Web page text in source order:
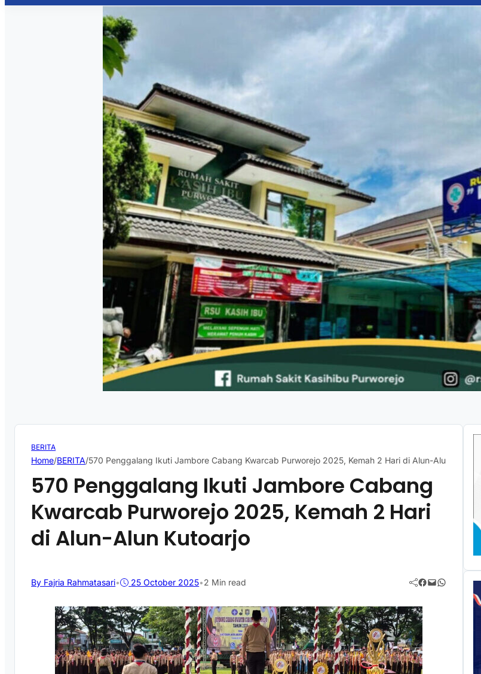
BERITA
Home/BERITA/570 Penggalang Ikuti Jambore Cabang Kwarcab Purworejo 2025, Kemah 2 Hari di Alun-Alun Kutoarjo
570 Penggalang Ikuti Jambore Cabang
Kwarcab Purworejo 2025, Kemah 2 Hari
di Alun-Alun Kutoarjo
By Fajria Rahmatasari• 25 October 2025•2 Min read Facebook Mail WhatsApp